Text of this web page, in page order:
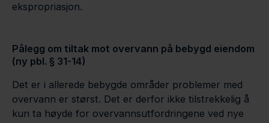
ekspropriasjon.
Pålegg om tiltak mot overvann på bebygd eiendom
(ny pbl. § 31-14)
Det er i allerede bebygde områder problemer med
overvann er størst. Det er derfor ikke tilstrekkelig å
kun ta høyde for overvannsutfordringene ved nye